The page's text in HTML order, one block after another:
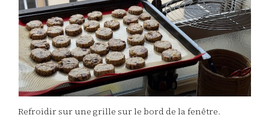
Refroidir sur une grille sur le bord de la fenêtre.